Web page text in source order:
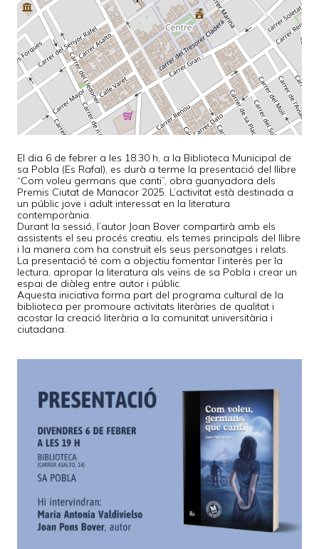
El dia 6 de febrer a les 18.30 h, a la Biblioteca Municipal de
sa Pobla (Es Rafal), es durà a terme la presentació del llibre
“Com voleu germans que canti”, obra guanyadora dels
Premis Ciutat de Manacor 2025. L’activitat està destinada a
un públic jove i adult interessat en la literatura
contemporània.
Durant la sessió, l’autor Joan Bover compartirà amb els
assistents el seu procés creatiu, els temes principals del llibre
i la manera com ha construït els seus personatges i relats.
La presentació té com a objectiu fomentar l’interès per la
lectura, apropar la literatura als veïns de sa Pobla i crear un
espai de diàleg entre autor i públic.
Aquesta iniciativa forma part del programa cultural de la
biblioteca per promoure activitats literàries de qualitat i
acostar la creació literària a la comunitat universitària i
ciutadana.